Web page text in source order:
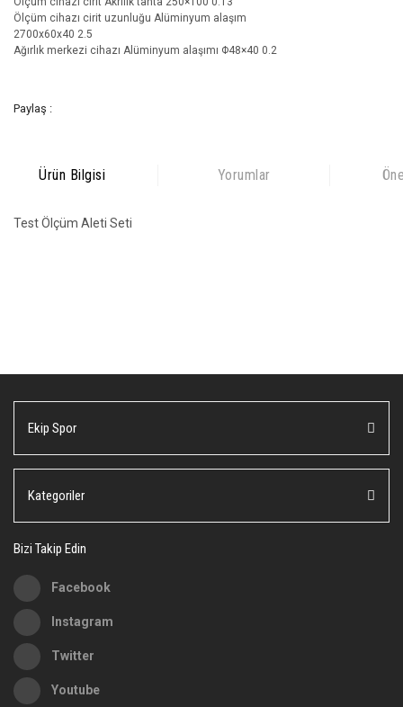
Ölçüm cihazı cirit uzunluğu Alüminyum alaşım
2700x60x40 2.5
Ağırlık merkezi cihazı Alüminyum alaşımı Φ48×40 0.2
Paylaş :
Ürün Bilgisi Yorumlar
Test Ölçüm Aleti Seti
Ürün resmi kalitesiz, bozuk veya görüntülenemiyor.
Ürün açıklamasında eksik bilgiler bulunuyor.
Ürün fiyatı diğer sitelerden daha pahalı.
Bu ürüne benzer farklı alternatifler olmalı.
Ekip Spor
Kategoriler
Bizi Takip Edin
Facebook
Instagram
Twitter
Youtube